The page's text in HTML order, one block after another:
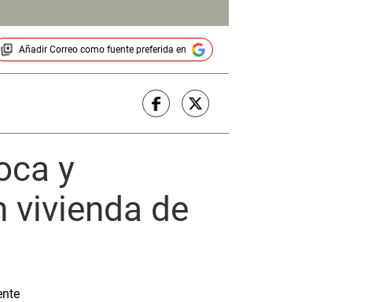
Añadir Correocomo fuente preferida en
y
vivienda de